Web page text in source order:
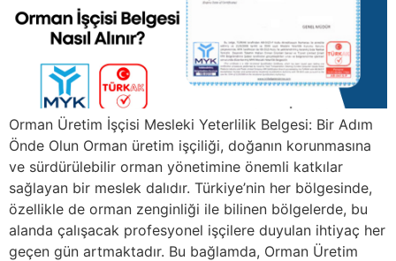
Orman Üretim İşçisi Mesleki Yeterlilik Belgesi: Bir Adım
Önde Olun Orman üretim işçiliği, doğanın korunmasına
ve sürdürülebilir orman yönetimine önemli katkılar
sağlayan bir meslek dalıdır. Türkiye’nin her bölgesinde,
özellikle de orman zenginliği ile bilinen bölgelerde, bu
alanda çalışacak profesyonel işçilere duyulan ihtiyaç her
geçen gün artmaktadır. Bu bağlamda, Orman Üretim